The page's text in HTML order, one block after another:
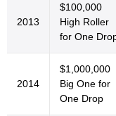
2013
$100,000
High Roller
for One
2014
$1,000,000
Big One for
One Drop